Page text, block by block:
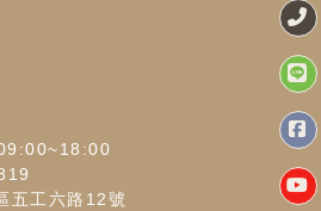
五工六路12號